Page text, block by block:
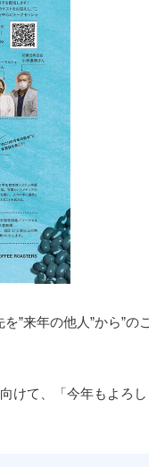
”来年の他人”から”の
けて、「今年もよろし